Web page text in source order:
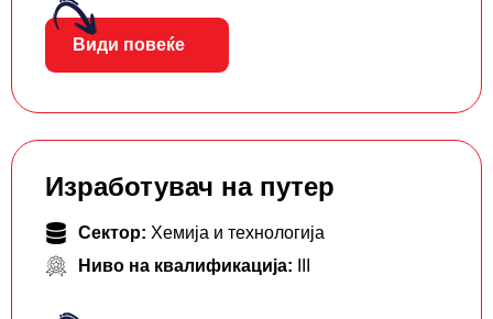
Види повеќе
Изработувач на путер
Сектор: Хемија и технологија
Ниво на квалификација: